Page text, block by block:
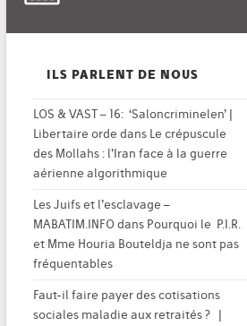
ILS PARLENT DE NOUS
LOS & VAST – 16: ‘Saloncriminelen’ |
Libertaire orde dans Le crépuscule
des Mollahs : l’Iran face à la guerre
aérienne algorithmique
Les Juifs et l’esclavage –
MABATIM.INFO dans Pourquoi le P.I.R.
et Mme Houria Bouteldja ne sont pas
fréquentables
Faut-il faire payer des cotisations
sociales maladie aux retraités ? |